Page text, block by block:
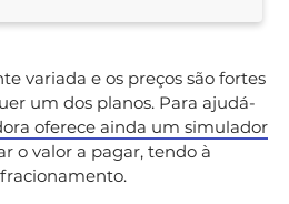
variada e os preços são fortes
um dos planos. Para ajudá-
oferece ainda um simulador
o valor a pagar, tendo à